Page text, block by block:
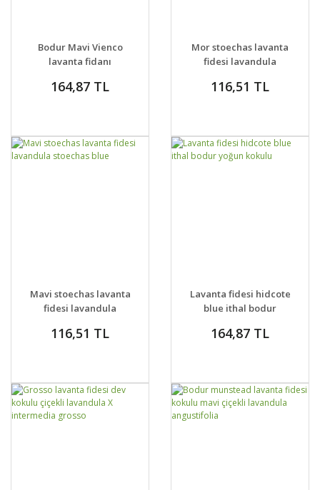
DETAYLAR
VER
Bodur Mavi Vienco
lavanta fidanı
blue
164,87 TL
DETAYLAR
VER
Mor stoechas lavanta
fidesi lavandula
116,51 TL
DETAYLAR
VER
Mavi stoechas lavanta
fidesi lavandula
116,51 TL
DETAYLAR
VER
Lavanta fidesi hidcote
blue ithal bodur
164,87 TL